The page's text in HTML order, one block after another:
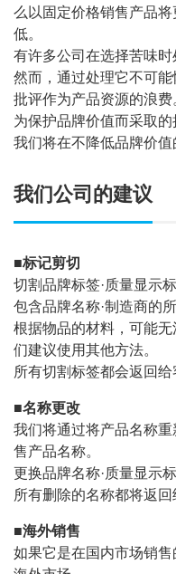
么以固定价格销售产品
低。
有许多公司在选择苦味时
然而，通过处理它不可
批评作为产品资源的浪费
为保护品牌价值而采取的
我们将在不降低品牌价值
我们公司的建议
■标记剪切
切割品牌标签·质量显示
包含品牌名称·制造商的
根据物品的材料，可能
们建议使用其他方法。
所有切割标签都会返回给
■名称更改
我们将通过将产品名称
售产品名称。
更换品牌名称·质量显示标
所有删除的名称都将返回
■海外销售
如果它是在国内市场销